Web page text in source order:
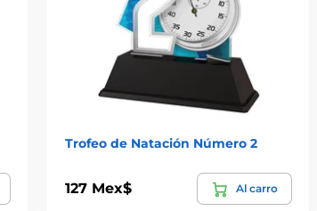
Trofeo de Natación Número 2
127 Mex$ Al carro